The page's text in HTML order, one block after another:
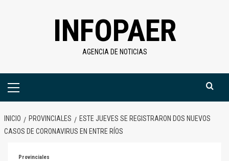
INFOPAER
AGENCIA DE NOTICIAS
Menú
INICIO PROVINCIALES
ESTE JUEVES SE REGISTRARON DOS NUEVOS
CASOS DE CORONAVIRUS EN ENTRE RÍOS
Provinciales